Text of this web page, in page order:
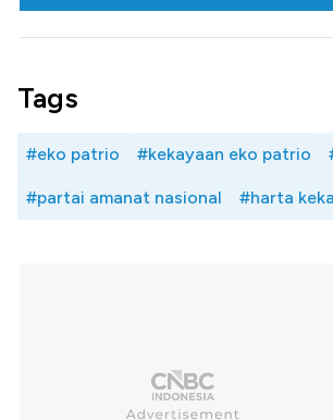
Tags
#eko patrio #kekayaan eko patrio
#partai amanat nasional #harta